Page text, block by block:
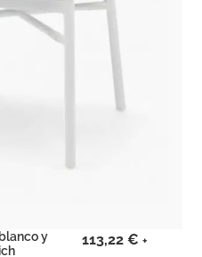
y
113,22 € +